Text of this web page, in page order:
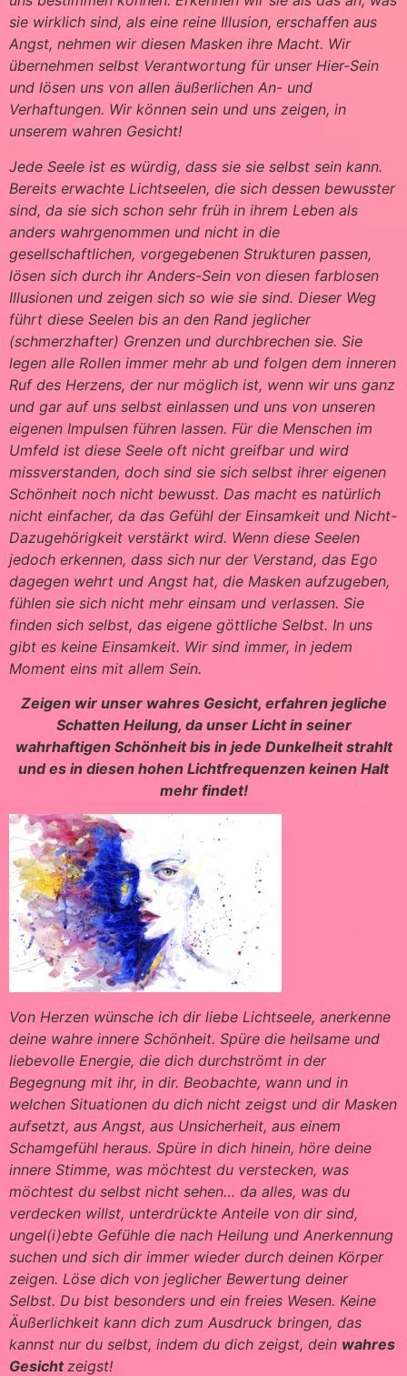
sie wirklich sind, als eine reine Illusion, erschaffen aus
Angst, nehmen wir diesen Masken ihre Macht. Wir
übernehmen selbst Verantwortung für unser Hier-Sein
und lösen uns von allen äußerlichen An- und
Verhaftungen. Wir können sein und uns zeigen, in
unserem wahren Gesicht!
Jede Seele ist es würdig, dass sie sie selbst sein kann.
Bereits erwachte Lichtseelen, die sich dessen bewusster
sind, da sie sich schon sehr früh in ihrem Leben als
anders wahrgenommen und nicht in die
gesellschaftlichen, vorgegebenen Strukturen passen,
lösen sich durch ihr Anders-Sein von diesen farblosen
Illusionen und zeigen sich so wie sie sind. Dieser Weg
führt diese Seelen bis an den Rand jeglicher
(schmerzhafter) Grenzen und durchbrechen sie. Sie
legen alle Rollen immer mehr ab und folgen dem inneren
Ruf des Herzens, der nur möglich ist, wenn wir uns ganz
und gar auf uns selbst einlassen und uns von unseren
eigenen Impulsen führen lassen. Für die Menschen im
Umfeld ist diese Seele oft nicht greifbar und wird
missverstanden, doch sind sie sich selbst ihrer eigenen
Schönheit noch nicht bewusst. Das macht es natürlich
nicht einfacher, da das Gefühl der Einsamkeit und Nicht-
Dazugehörigkeit verstärkt wird. Wenn diese Seelen
jedoch erkennen, dass sich nur der Verstand, das Ego
dagegen wehrt und Angst hat, die Masken aufzugeben,
fühlen sie sich nicht mehr einsam und verlassen. Sie
finden sich selbst, das eigene göttliche Selbst. In uns
gibt es keine Einsamkeit. Wir sind immer, in jedem
Moment eins mit allem Sein.
Zeigen wir unser wahres Gesicht, erfahren jegliche
Schatten Heilung, da unser Licht in seiner
wahrhaftigen Schönheit bis in jede Dunkelheit strahlt
und es in diesen hohen Lichtfrequenzen keinen Halt
mehr findet!
Von Herzen wünsche ich dir liebe Lichtseele, anerkenne
deine wahre innere Schönheit. Spüre die heilsame und
liebevolle Energie, die dich durchströmt in der
Begegnung mit ihr, in dir. Beobachte, wann und in
welchen Situationen du dich nicht zeigst und dir Masken
aufsetzt, aus Angst, aus Unsicherheit, aus einem
Schamgefühl heraus. Spüre in dich hinein, höre deine
innere Stimme, was möchtest du verstecken, was
möchtest du selbst nicht sehen… da alles, was du
verdecken willst, unterdrückte Anteile von dir sind,
ungel(i)ebte Gefühle die nach Heilung und Anerkennung
suchen und sich dir immer wieder durch deinen Körper
zeigen. Löse dich von jeglicher Bewertung deiner
Selbst. Du bist besonders und ein freies Wesen. Keine
Äußerlichkeit kann dich zum Ausdruck bringen, das
kannst nur du selbst, indem du dich zeigst, dein wahres
Gesichtzeigst!